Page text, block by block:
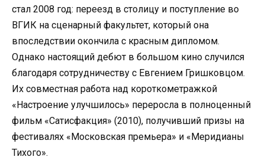
стал 2008 год: переезд в столицу и поступление во
ВГИК на сценарный факультет, который она
впоследствии окончила с красным дипломом.
Однако настоящий дебют в большом кино случился
благодаря сотрудничеству с Евгением Гришковцом.
Их совместная работа над короткометражкой
«Настроение улучшилось» переросла в полноценный
фильм «Сатисфакция» (2010), получивший призы на
фестивалях «Московская премьера» и «Меридианы
Тихого».